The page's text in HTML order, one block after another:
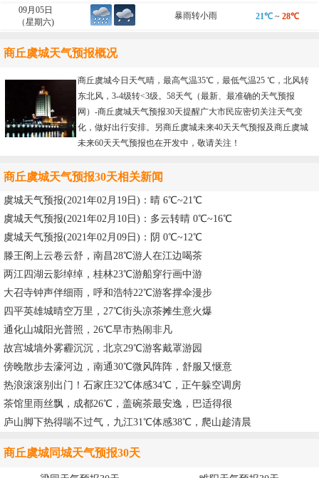
09月05日
（星期六)
暴雨转小雨 21℃ ~ 28℃
商丘虞城天气预报概况
商丘虞城今日天气晴，最高气温35℃，最低气温25 ℃，北风转
东北风，3-4级转<3级。58天气（最新、最准确的天气预报
网）-商丘虞城天气预报30天提醒广大市民应密切关注天气变
化，做好出行安排。另商丘虞城未来40天天气预报及商丘虞城
未来60天天气预报也在开发中，敬请关注！
商丘虞城天气预报30天相关新闻
虞城天气预报(2021年02月19日)：晴 6℃~21℃
虞城天气预报(2021年02月10日)：多云转晴 0℃~16℃
虞城天气预报(2021年02月09日)：阴 0℃~12℃
滕王阁上云卷云舒，南昌28℃游人在江边喝茶
两江四湖云影绰绰，桂林23℃游船穿行画中游
大召寺钟声伴细雨，呼和浩特22℃游客撑伞漫步
四平英雄城晴空万里，27℃街头凉茶摊生意火爆
通化山城阳光普照，26℃早市热闹非凡
故宫城墙外雾霾沉沉，北京29℃游客戴罩游园
傍晚散步去濠河边，南通30℃微风阵阵，舒服又惬意
热浪滚滚别出门！石家庄32℃体感34℃，正午躲空调房
茶馆里雨丝飘，成都26℃，盖碗茶最安逸，巴适得很
庐山脚下热得喘不过气，九江31℃体感38℃，爬山趁清晨
商丘虞城同城天气预报30天